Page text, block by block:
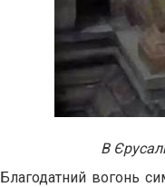
В
Благодатний вогонь